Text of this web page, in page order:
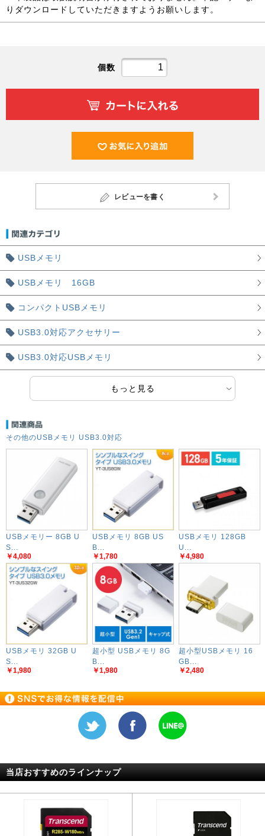
りダウンロードしていただきますようお願いします。
個数
レビューを書く
USBメモリ
USBメモリ 16GB
コンパクトUSBメモリ
USB3.0対応アクセサリー
USB3.0対応USBメモリ
もっと見る
その他のUSBメモリ USB3.0対応
USBメモリー 8GB U
S...
￥4,080
USBメモリ 8GB US
B...
￥1,780
USBメモリ 128GB
U...
￥4,980
USBメモリ 32GB U
S...
￥1,980
超小型 USBメモリ 8G
B...
￥1,980
超小型USBメモリ 16
GB...
￥2,480
当店おすすめのラインナップ